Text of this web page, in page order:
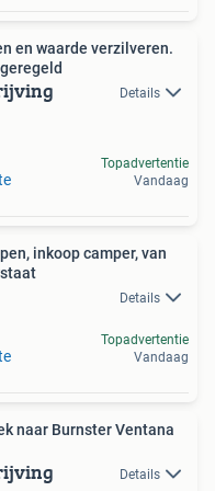
en waarde verzilveren.
Details
Topadvertentie
Vandaag
van
Details
Topadvertentie
Vandaag
naar Burnster Ventana
Details